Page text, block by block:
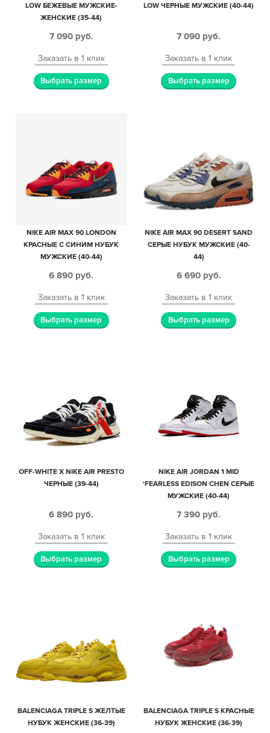
LOW БЕЖЕВЫЕ МУЖСКИЕ-
ЖЕНСКИЕ (35-44)
7 090 руб.
Заказать в 1 клик
Выбрать размер
LOW ЧЕРНЫЕ МУЖСКИЕ (40-44)
7 090 руб.
Заказать в 1 клик
Выбрать размер
NIKE AIR MAX 90 LONDON
КРАСНЫЕ С СИНИМ НУБУК
МУЖСКИЕ (40-44)
6 890 руб.
Заказать в 1 клик
Выбрать размер
NIKE AIR MAX 90 DESERT SAND
СЕРЫЕ НУБУК МУЖСКИЕ (40-
44)
6 690 руб.
Заказать в 1 клик
Выбрать размер
OFF-WHITE X NIKE AIR PRESTO
ЧЕРНЫЕ (39-44)
6 890 руб.
Заказать в 1 клик
Выбрать размер
NIKE AIR JORDAN 1 MID
‘FEARLESS EDISON CHEN СЕРЫЕ
МУЖСКИЕ (40-44)
7 390 руб.
Заказать в 1 клик
Выбрать размер
BALENCIAGA TRIPLE S ЖЕЛТЫЕ
НУБУК ЖЕНСКИЕ (36-39)
BALENCIAGA TRIPLE S КРАСНЫЕ
НУБУК ЖЕНСКИЕ (36-39)